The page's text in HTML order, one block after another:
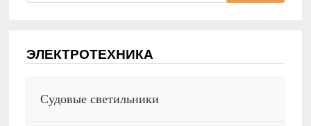
ЭЛЕКТРОТЕХНИКА
Судовые светильники